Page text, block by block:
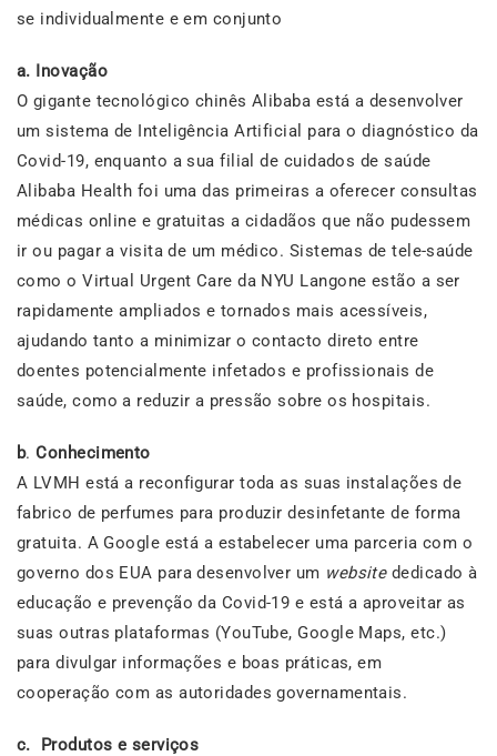
se individualmente e em conjunto
a. Inovação
O gigante tecnológico chinês Alibaba está a desenvolver
um sistema de Inteligência Artificial para o diagnóstico da
Covid-19, enquanto a sua filial de cuidados de saúde
Alibaba Health foi uma das primeiras a oferecer consultas
médicas online e gratuitas a cidadãos que não pudessem
ir ou pagar a visita de um médico. Sistemas de tele-saúde
como o Virtual Urgent Care da NYU Langone estão a ser
rapidamente ampliados e tornados mais acessíveis,
ajudando tanto a minimizar o contacto direto entre
doentes potencialmente infetados e profissionais de
saúde, como a reduzir a pressão sobre os hospitais.
b.Conhecimento
A LVMH está a reconfigurar toda as suas instalações de
fabrico de perfumes para produzir desinfetante de forma
gratuita. A Google está a estabelecer uma parceria com o
governo dos EUA para desenvolver um websitededicado à
educação e prevenção da Covid-19 e está a aproveitar as
suas outras plataformas (YouTube, Google Maps, etc.)
para divulgar informações e boas práticas, em
cooperação com as autoridades governamentais.
c. Produtos e serviços